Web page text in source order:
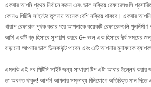
একবার আপনি প্রথম নির্বাচন করুন এবং ভাল সক্রিয় রেফারেলগুলি
কোনও পিটিসি সাইটের তুলনায় অনেক বেশি সক্রিয় থাকবে। একবার আপনি
খারাপ রেফারাল পৃথক করার পরে আপনাকে কয়েকটি রেফারেলগুলি
আমি একটি গড় হিসাবে সুপারিশ করবে 6+ ভাল এক হিসাবে দীর্ঘ সময়ের
বাড়ানো আপনার ভাল ডিসকাউন্ট পাবেন এবং এটি আপনার মুনাফাকে
এমনকি এই সব পিটিসি সাইট জন্য সাধারণ টিপ এটা আবার উল্লেখ করার
তা অবগত থাকুন! আপনি আপনার সম্ভাব্য বিনিয়োগে অতিরিক্ত মান